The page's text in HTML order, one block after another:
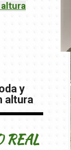
y
altura
REAL